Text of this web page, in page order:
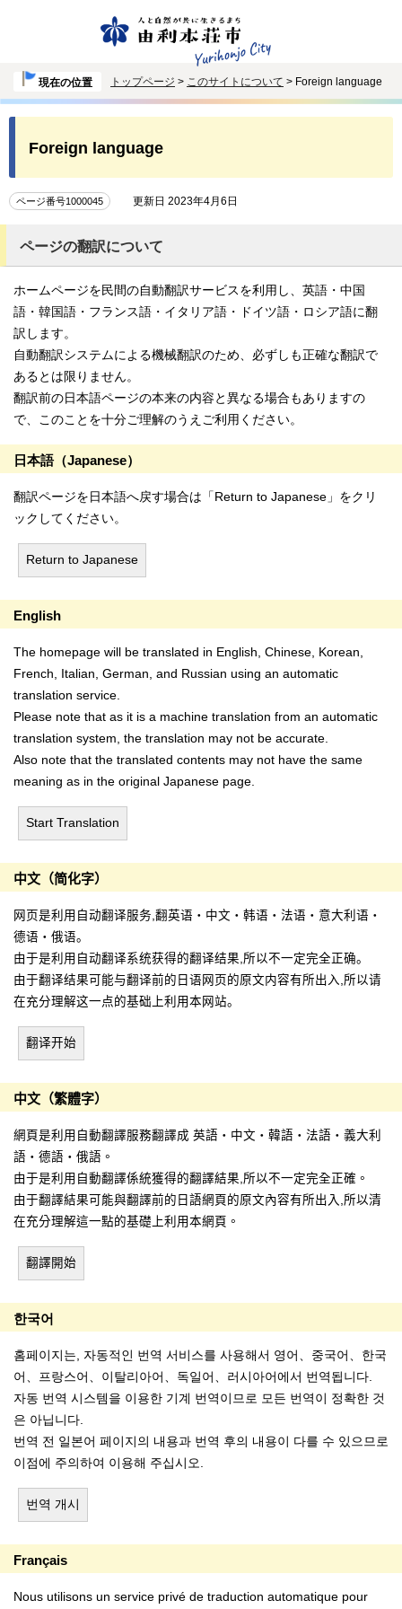
現在の位置 トップページ > このサイトについて > Foreign language
Foreign language
ページ番号1000045 更新日 2023年4月6日
ページの翻訳について
ホームページを民間の自動翻訳サービスを利用し、英語・中国
語・韓国語・フランス語・イタリア語・ドイツ語・ロシア語に翻
訳します。
自動翻訳システムによる機械翻訳のため、必ずしも正確な翻訳で
あるとは限りません。
翻訳前の日本語ページの本来の内容と異なる場合もありますの
で、このことを十分ご理解のうえご利用ください。
日本語（Japanese）
翻訳ページを日本語へ戻す場合は「Return to Japanese」をクリ
ックしてください。
Return to Japanese
English
The homepage will be translated in English, Chinese, Korean,
French, Italian, German, and Russian using an automatic
translation service.
Please note that as it is a machine translation from an automatic
translation system, the translation may not be accurate.
Also note that the translated contents may not have the same
meaning as in the original Japanese page.
Start Translation
中文（简化字）
网页是利用自动翻译服务,翻英语・中文・韩语・法语・意大利语・
德语・俄语。
由于是利用自动翻译系统获得的翻译结果,所以不一定完全正确。
由于翻译结果可能与翻译前的日语网页的原文内容有所出入,所以请
在充分理解这一点的基础上利用本网站。
翻译开始
中文（繁體字）
網頁是利用自動翻譯服務翻譯成 英語・中文・韓語・法語・義大利
語・德語・俄語。
由于是利用自動翻譯係統獲得的翻譯結果,所以不一定完全正確。
由于翻譯結果可能與翻譯前的日語網頁的原文內容有所出入,所以清
在充分理解這一點的基礎上利用本網頁。
翻譯開始
한국어
홈페이지는, 자동적인 번역 서비스를 사용해서 영어、중국어、한국
어、프랑스어、이탈리아어、독일어、러시아어에서 번역됩니다.
자동 번역 시스템을 이용한 기계 번역이므로 모든 번역이 정확한 것
은 아닙니다.
번역 전 일본어 페이지의 내용과 번역 후의 내용이 다를 수 있으므로
이점에 주의하여 이용해 주십시오.
번역 개시
Français
Nous utilisons un service privé de traduction automatique pour